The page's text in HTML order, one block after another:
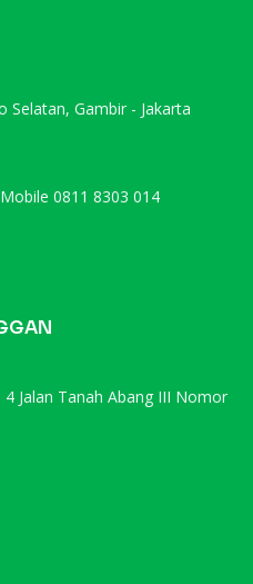
Selatan, Gambir - Jakarta
0811 8303 014
Jalan Tanah Abang III Nomor